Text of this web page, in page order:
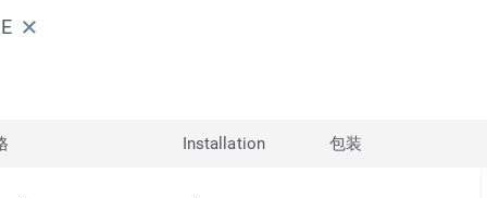
Installation 包装